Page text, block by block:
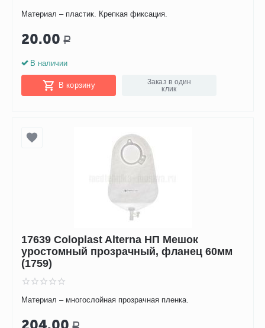
Материал – пластик. Крепкая фиксация.
20.00 Р
В наличии
В корзину
Заказ в один
клик
17639 Coloplast Alterna НП Мешок
уростомный прозрачный, фланец 60мм
(1759)
Материал – многослойная прозрачная пленка.
Р